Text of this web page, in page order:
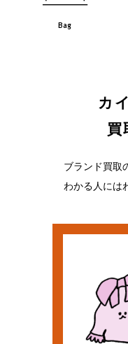
Bag
カ
買
ブランド買取
わかる人には
流行遅